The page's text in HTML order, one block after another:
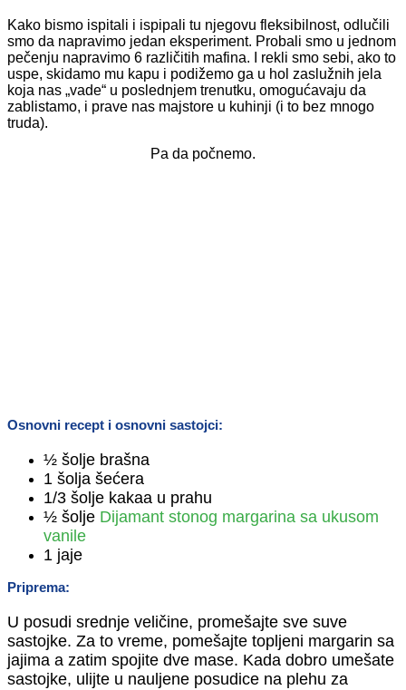
Kako bismo ispitali i ispipali tu njegovu fleksibilnost, odlučili
smo da napravimo jedan eksperiment. Probali smo u jednom
pečenju napravimo 6 različitih mafina. I rekli smo sebi, ako to
uspe, skidamo mu kapu i podižemo ga u hol zaslužnih jela
koja nas „vade“ u poslednjem trenutku, omogućavaju da
zablistamo, i prave nas majstore u kuhinji (i to bez mnogo
truda).
Pa da počnemo.
Osnovni recept i osnovni sastojci:
½ šolje brašna
1 šolja šećera
1/3 šolje kakaa u prahu
½ šolje Dijamant stonog margarina sa ukusom
vanile
1 jaje
Priprema:
U posudi srednje veličine, promešajte sve suve
sastojke. Za to vreme, pomešajte topljeni margarin sa
jajima a zatim spojite dve mase. Kada dobro umešate
sastojke, ulijte u nauljene posudice na plehu za